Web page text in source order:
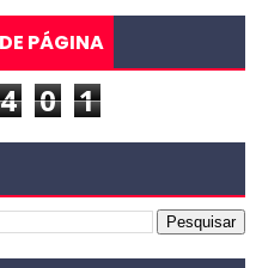
PÁGINA
4 0 1